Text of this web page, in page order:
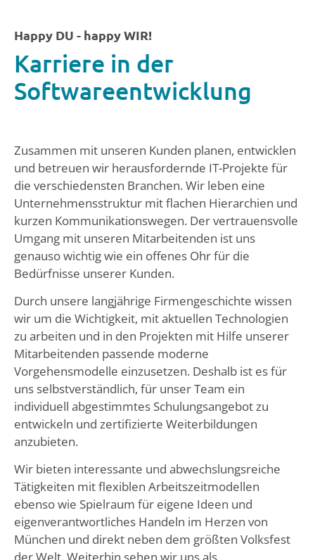
Happy DU - happy WIR!
Karriere in der
Softwareentwicklung
Zusammen mit unseren Kunden planen, entwicklen
und betreuen wir herausfordernde IT-Projekte für
die verschiedensten Branchen. Wir leben eine
Unternehmensstruktur mit flachen Hierarchien und
kurzen Kommunikationswegen. Der vertrauensvolle
Umgang mit unseren Mitarbeitenden ist uns
genauso wichtig wie ein offenes Ohr für die
Bedürfnisse unserer Kunden.
Durch unsere langjährige Firmengeschichte wissen
wir um die Wichtigkeit, mit aktuellen Technologien
zu arbeiten und in den Projekten mit Hilfe unserer
Mitarbeitenden passende moderne
Vorgehensmodelle einzusetzen. Deshalb ist es für
uns selbstverständlich, für unser Team ein
individuell abgestimmtes Schulungsangebot zu
entwickeln und zertifizierte Weiterbildungen
anzubieten.
Wir bieten interessante und abwechslungsreiche
Tätigkeiten mit flexiblen Arbeitszeitmodellen
ebenso wie Spielraum für eigene Ideen und
eigenverantwortliches Handeln im Herzen von
München und direkt neben dem größten Volksfest